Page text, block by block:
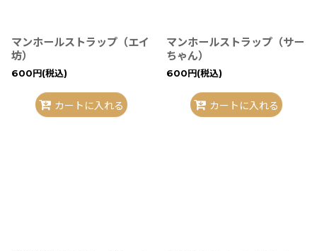
マンホールストラップ（エイ
坊）
600円(税込)
カートに入れる
マンホールストラップ（サー
ちゃん）
600円(税込)
カートに入れる